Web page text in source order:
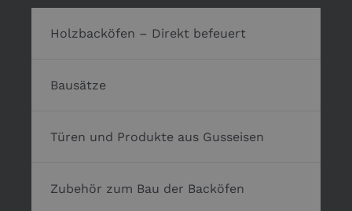
Holzbacköfen – Direkt befeuert
Bausätze
Türen und Produkte aus Gusseisen
Zubehör zum Bau der Backöfen